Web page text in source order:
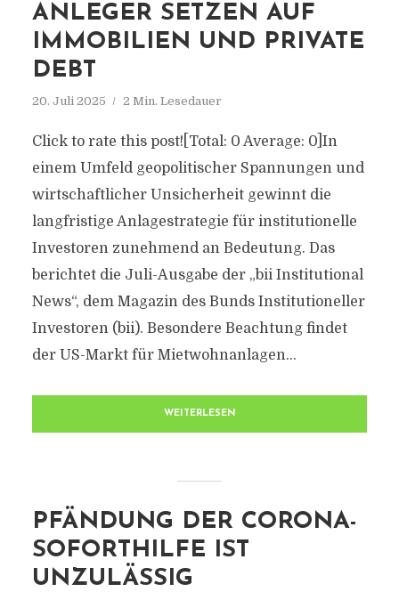
ANLEGER SETZEN AUF
IMMOBILIEN UND PRIVATE
DEBT
20. Juli 2025 2 Min. Lesedauer
Click to rate this post![Total: 0 Average: 0]In
einem Umfeld geopolitischer Spannungen und
wirtschaftlicher Unsicherheit gewinnt die
langfristige Anlagestrategie für institutionelle
Investoren zunehmend an Bedeutung. Das
berichtet die Juli-Ausgabe der „bii Institutional
News“, dem Magazin des Bunds Institutioneller
Investoren (bii). Besondere Beachtung findet
der US-Markt für Mietwohnanlagen...
WEITERLESEN
PFÄNDUNG DER CORONA-
SOFORTHILFE IST
UNZULÄSSIG